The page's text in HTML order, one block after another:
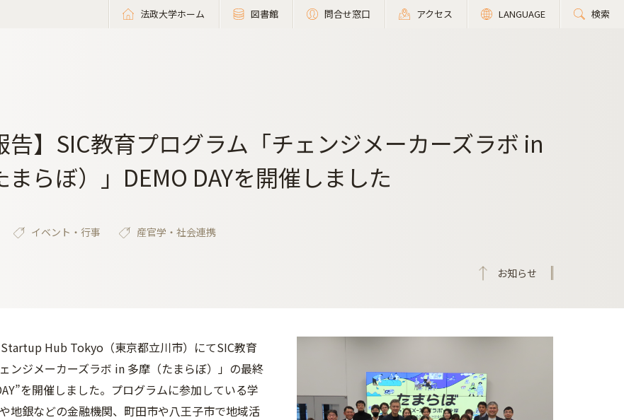
法政大学ホーム 図書館 問合せ窓口 アクセス LANGUAGE 検索
告】SIC教育プログラム「チェンジメーカーズラボ in
まらぼ）」DEMO DAYを開催しました
イベント・行事 産官学・社会連携
お知らせ
Hub Tokyo（東京都立川市）にてSIC教育
ンジメーカーズラボ in 多摩（たまらぼ）」の最終
を開催しました。プログラムに参加している学
地銀などの金融機関、町田市や八王子市で地域活